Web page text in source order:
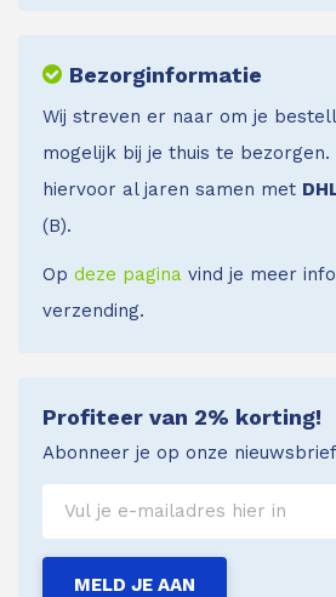
Bezorginformatie
Wij streven er naar om je
mogelijk bij je thuis te bezorgen.
hiervoor al jaren samen met
(B).
Op deze pagina vind je meer
verzending.
Profiteer van 2% korting!
Abonneer je op onze nieuwsbrief
MELD JE AAN